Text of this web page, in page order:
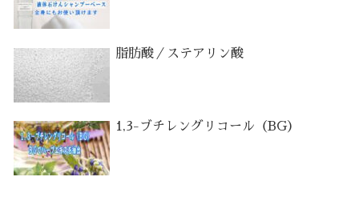
脂肪酸／ステアリン酸
1,3-ブチレングリコール（BG）